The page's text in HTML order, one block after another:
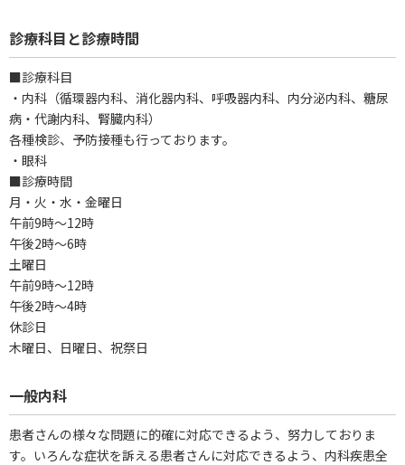
診療科目と診療時間
■診療科目
・内科（循環器内科、消化器内科、呼吸器内科、内分泌内科、糖尿
病・代謝内科、腎臓内科）
各種検診、予防接種も行っております。
・眼科
■診療時間
月・火・水・金曜日
午前9時～12時
午後2時～6時
土曜日
午前9時～12時
午後2時～4時
休診日
木曜日、日曜日、祝祭日
一般内科
患者さんの様々な問題に的確に対応できるよう、努力しておりま
す。いろんな症状を訴える患者さんに対応できるよう、内科疾患全